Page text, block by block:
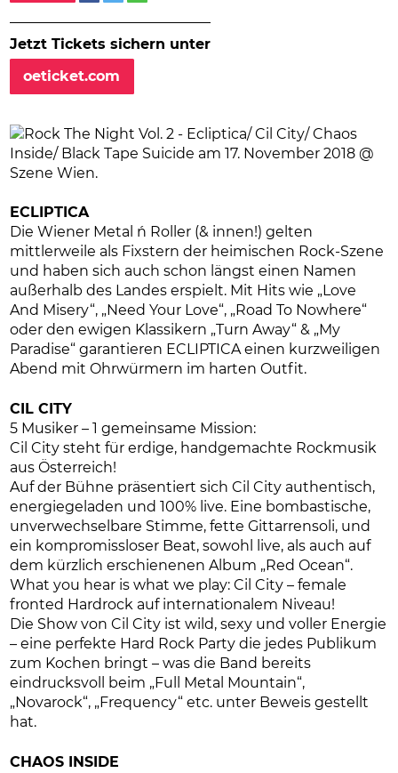
Jetzt Tickets sichern unter
oeticket.com
ECLIPTICA
Die Wiener Metal ´n Roller (& innen!) gelten
mittlerweile als Fixstern der heimischen Rock-Szene
und haben sich auch schon längst einen Namen
außerhalb des Landes erspielt. Mit Hits wie „Love
And Misery“, „Need Your Love“, „Road To Nowhere“
oder den ewigen Klassikern „Turn Away“ & „My
Paradise“ garantieren ECLIPTICA einen kurzweiligen
Abend mit Ohrwürmern im harten Outfit.
CIL CITY
5 Musiker – 1 gemeinsame Mission:
Cil City steht für erdige, handgemachte Rockmusik
aus Österreich!
Auf der Bühne präsentiert sich Cil City authentisch,
energiegeladen und 100% live. Eine bombastische,
unverwechselbare Stimme, fette Gittarrensoli, und
ein kompromissloser Beat, sowohl live, als auch auf
dem kürzlich erschienenen Album „Red Ocean“.
What you hear is what we play: Cil City – female
fronted Hardrock auf internationalem Niveau!
Die Show von Cil City ist wild, sexy und voller Energie
– eine perfekte Hard Rock Party die jedes Publikum
zum Kochen bringt – was die Band bereits
eindrucksvoll beim „Full Metal Mountain“,
„Novarock“, „Frequency“ etc. unter Beweis gestellt
hat.
CHAOS INSIDE